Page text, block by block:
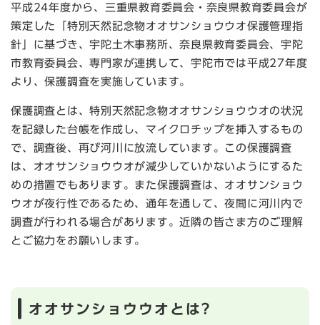
平成24年度から、三重県教育委員会・奈良県教育委員会が
策定した「特別天然記念物オオサンショウウオ保護管理指
針」に基づき、宇陀土木事務所、奈良県教育委員会、宇陀
市教育委員会、専門家が連携して、宇陀市では平成27年度
より、保護調査を実施しています。
保護調査とは、特別天然記念物オオサンショウウオの状況
を記録した台帳を作成し、マイクロチップを挿入するもの
で、調査後、再び河川に放流しています。この保護調査
は、オオサンショウウオが減少していかないようにするた
めの措置でもあります。また保護調査は、オオサンショウ
ウオが夜行性であるため、通年を通して、夜間に河川内で
調査が行われる場合があります。近隣の皆さま方のご理解
とご協力をお願いします。
オオサンショウウオとは?